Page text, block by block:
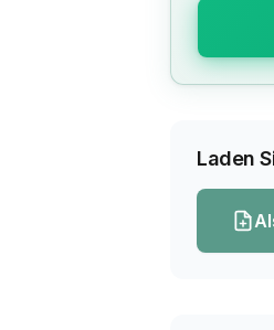
Laden